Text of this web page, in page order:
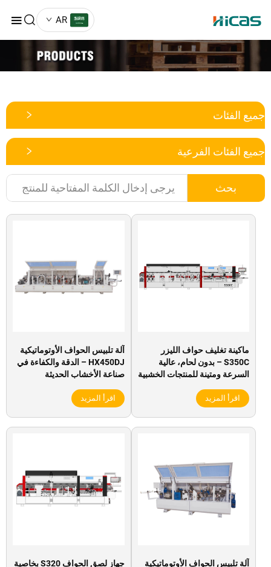
AR
الفئات
الفئات الفرعية
بحث
ماكينة تغليف حواف الليزر
S350C – بدون لحام، عالية
السرعة ومتينة للمنتجات الخشبية
اقرأ المزيد
آلة تلبيس الحواف الأوتوماتيكية
HX450DJ – الدقة والكفاءة في
صناعة الأخشاب الحديثة
اقرأ المزيد
آلة تلبيس الحواف الأوتوماتيكية
جهاز لصق الحواف S320 بخاصية